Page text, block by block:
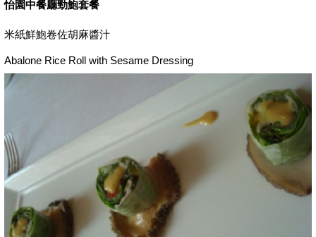
怡園中餐廳勁鮑套餐
米紙鮮鮑卷佐胡麻醬汁
Abalone Rice Roll with Sesame Dressing